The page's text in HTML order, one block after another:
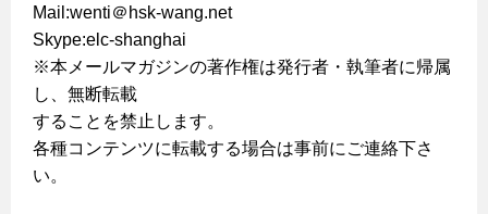
Mail:wenti＠hsk-wang.net
Skype:elc-shanghai
※本メールマガジンの著作権は発行者・執筆者に帰属
し、無断転載
することを禁止します。
各種コンテンツに転載する場合は事前にご連絡下さ
い。